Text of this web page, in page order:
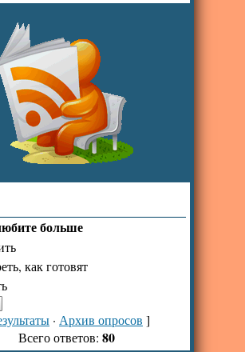
больше
как готовят
· Архив опросов ]
Всего ответов: 80